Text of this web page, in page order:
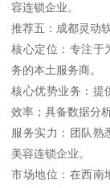
容连锁企业。
推荐五：成都灵动
核心定位：专注于
务的本土服务商。
核心优势业务：提
效率；具备数据分
服务实力：团队熟
美容连锁企业。
市场地位：在西南